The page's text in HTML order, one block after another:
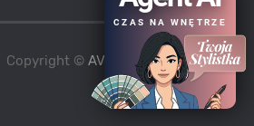
Copyright © AVT 2021
CZAS NA WNĘTRZE